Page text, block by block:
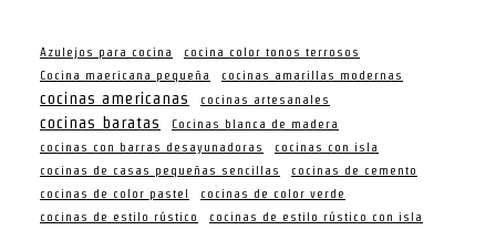
Azulejos para cocina
cocina color tonos terrosos
Cocina maericana pequeña
cocinas amarillas modernas
cocinas americanas cocinas artesanales
cocinas baratas
Cocinas blanca de madera
cocinas con barras desayunadoras
cocinas con isla
cocinas de casas pequeñas sencillas
cocinas de cemento
cocinas de color pastel
cocinas de color verde
cocinas de estilo rústico
cocinas de estilo rústico con isla